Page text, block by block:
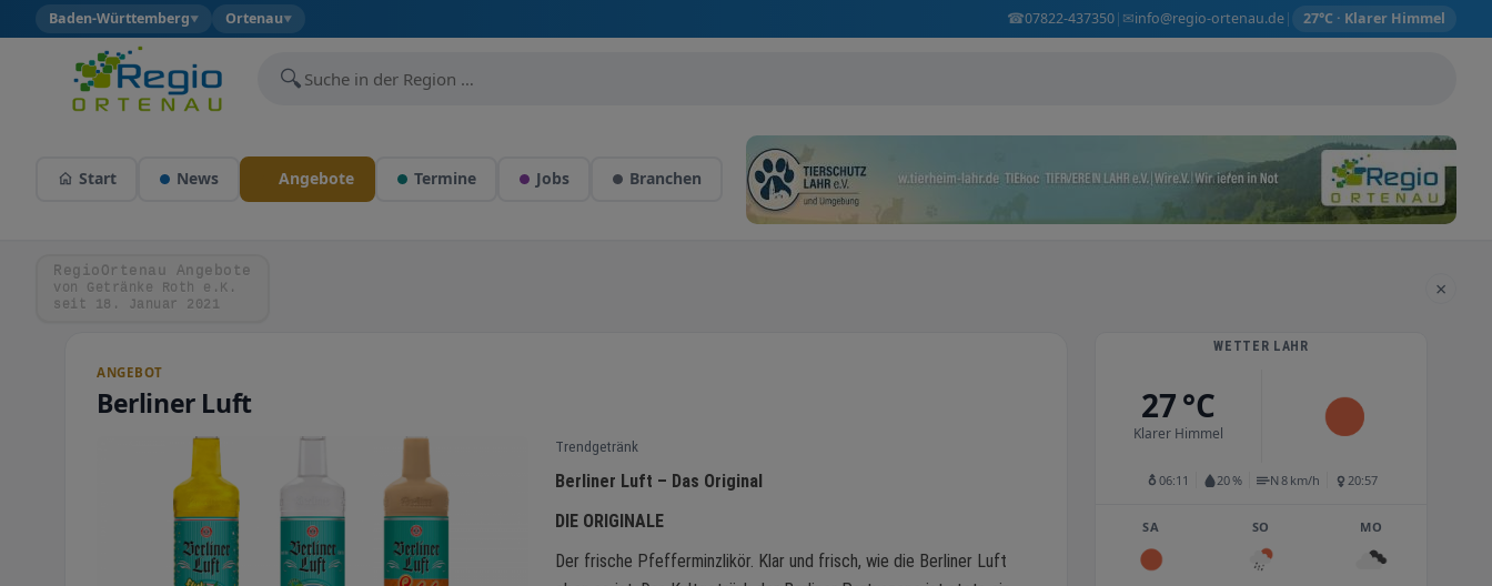
Baden-Württemberg▼ Ortenau▼ ☎07822-437350| ✉info@regio-ortenau.de| 27°C · Klarer Himmel
🔍
Start News Angebote Termine Jobs Branchen
RegioOrtenau Angebote
von Getränke Roth e.K.
seit 18. Januar 2021
×
ANGEBOT
Berliner Luft
Trendgetränk
Berliner Luft – Das Original
DIE ORIGINALE
Der frische Pfefferminzlikör. Klar und frisch, wie die Berliner Luft
WETTER LAHR
27 °C
Klarer Himmel
06:11 20 % N 8 km/h 20:57
SA SO MO